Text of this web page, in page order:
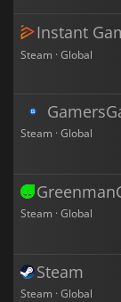
Instant
Steam · Global
Steam · Global
Steam · Global
Steam
Steam · Global